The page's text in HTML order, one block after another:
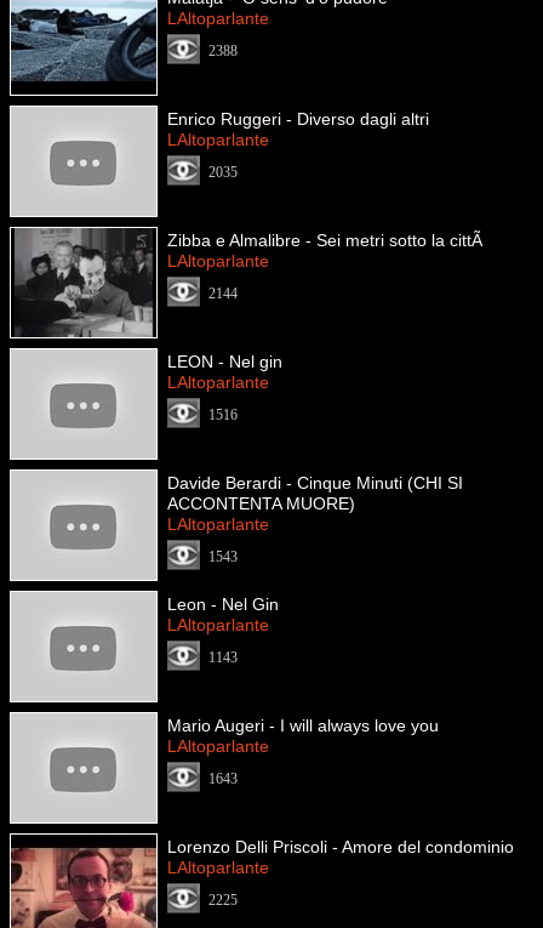
LAltoparlante
2388
Enrico Ruggeri - Diverso dagli altri
LAltoparlante
2035
Zibba e Almalibre - Sei metri sotto la cittÃ
LAltoparlante
2144
LEON - Nel gin
LAltoparlante
1516
Davide Berardi - Cinque Minuti (CHI SI
ACCONTENTA MUORE)
LAltoparlante
1543
Leon - Nel Gin
LAltoparlante
1143
Mario Augeri - I will always love you
LAltoparlante
1643
Lorenzo Delli Priscoli - Amore del condominio
LAltoparlante
2225